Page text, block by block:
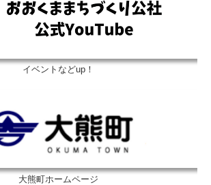
イベントなどup！
大熊町ホームページ